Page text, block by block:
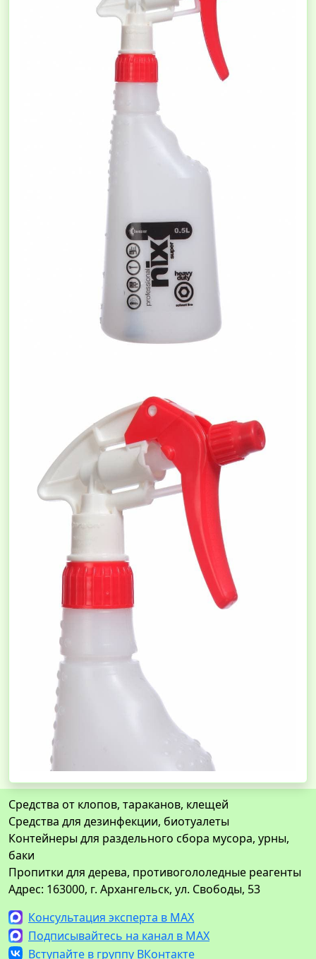
Средства от клопов, тараканов, клещей
Средства для дезинфекции, биотуалеты
Контейнеры для раздельного сбора мусора, урны,
баки
Пропитки для дерева, противогололедные реагенты
Адрес: 163000, г. Архангельск, ул. Свободы, 53
Консультация эксперта в MAX
Подписывайтесь на канал в MAX
Вступайте в группу ВКонтакте